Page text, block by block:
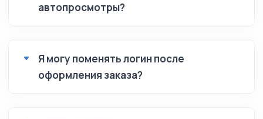
автопросмотры?
Я могу поменять логин после
оформления заказа?